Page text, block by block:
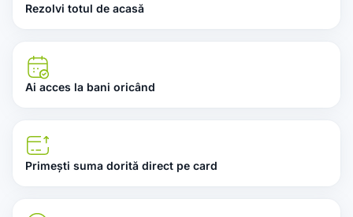
Rezolvi totul de acasă
Ai acces la bani oricând
Primești suma dorită direct pe card